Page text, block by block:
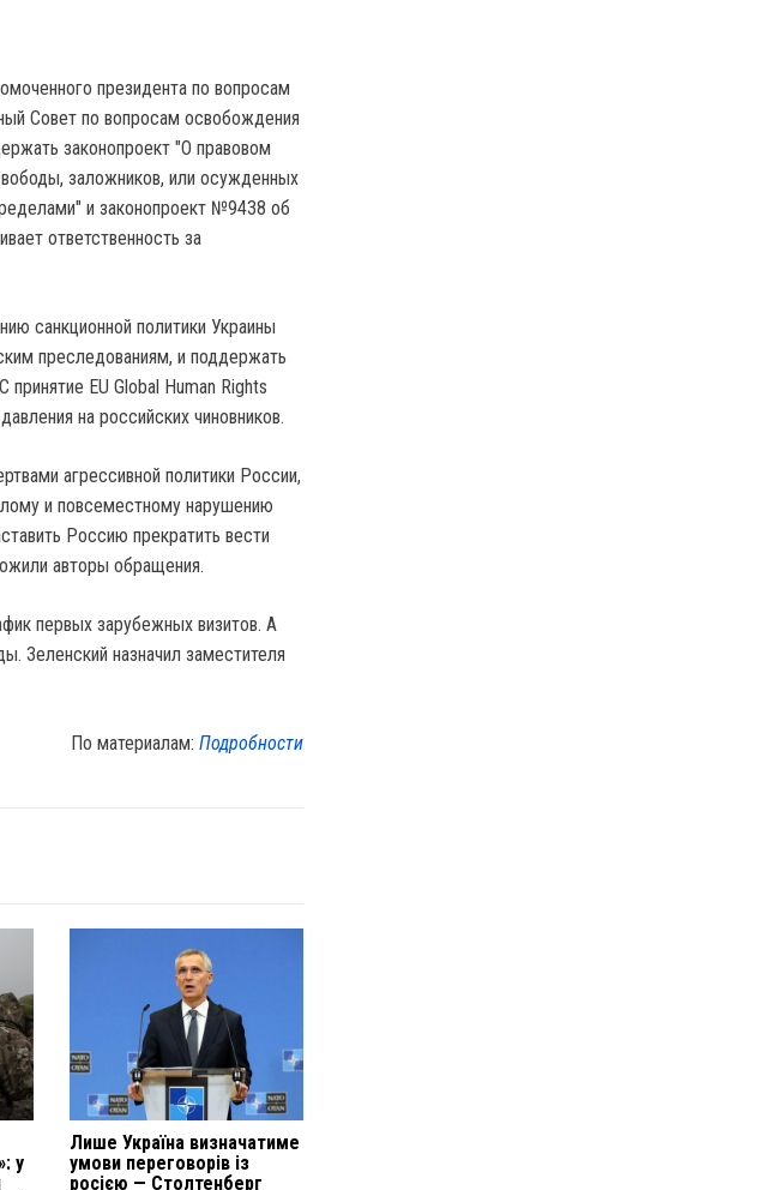
президента по вопросам
Совет по вопросам освобождения
законопроект "О правовом
заложников, или осужденных
и законопроект №9438 об
ответственность за
санкционной политики Украины
преследованиям, и поддержать
EU Global Human Rights
на российских чиновников.
агрессивной политики России,
и повсеместному нарушению
Россию прекратить вести
авторы обращения.
первых зарубежных визитов. А
Зеленский назначил заместителя
По материалам:Подробности
у
Лише Україна визначатиме
умови переговорів із
росією — Столтенберг